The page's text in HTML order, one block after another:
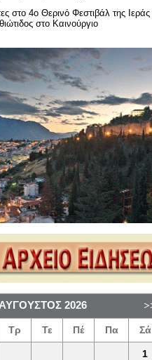
στο 4ο Θερινό Φεστιβάλ της Ιεράς
στο Καινούργιο
ΑΎΓΟΥΣΤΟΣ 2026
Τρ Τε Πέ Πα Σά
1